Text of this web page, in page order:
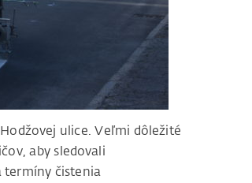
ulice. Veľmi dôležité
aby sledovali
termíny čistenia